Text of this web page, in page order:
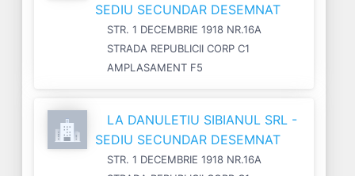
SEDIU SECUNDAR DESEMNAT
STR. 1 DECEMBRIE 1918 NR.16A
STRADA REPUBLICII CORP C1
AMPLASAMENT F5
LA DANULETIU SIBIANUL SRL -
SEDIU SECUNDAR DESEMNAT
STR. 1 DECEMBRIE 1918 NR.16A